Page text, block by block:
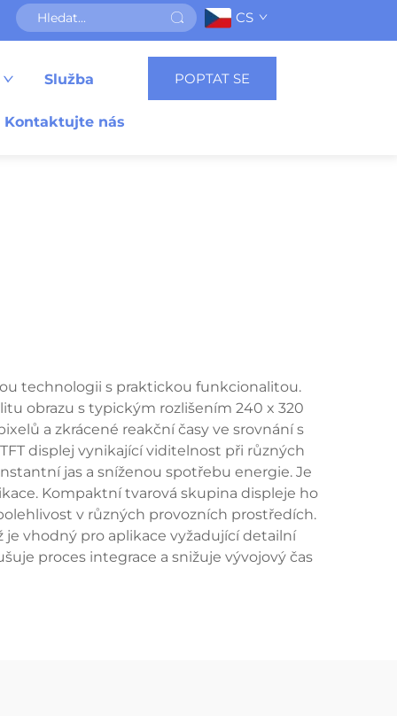
CS
Služba
Kontaktujte nás
POPTAT SE
technologii s praktickou funkcionalitou.
obrazu s typickým rozlišením 240 x 320
a zkrácené reakční časy ve srovnání s
displej vynikající viditelnost při různých
jas a sníženou spotřebu energie. Je
Kompaktní tvarová skupina displeje ho
v různých provozních prostředích.
je vhodný pro aplikace vyžadující detailní
proces integrace a snižuje vývojový čas